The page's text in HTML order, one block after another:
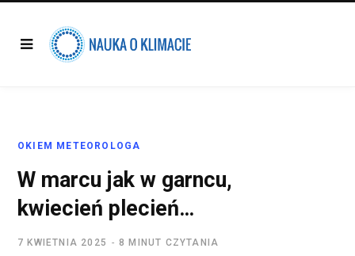
OKIEM METEOROLOGA
W marcu jak w garncu,
kwiecień plecień…
7 KWIETNIA 2025 8 MINUT CZYTANIA